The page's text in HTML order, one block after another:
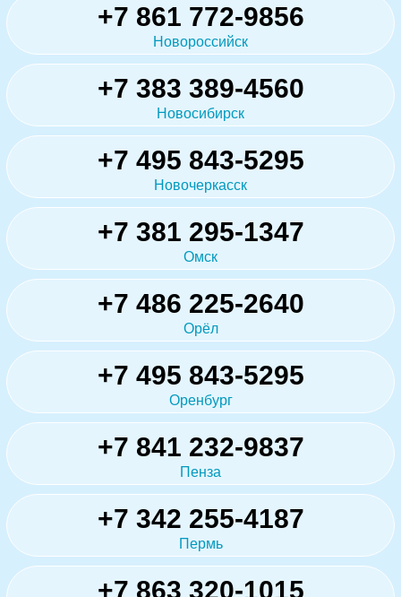
+7 861 772-9856
Новороссийск
+7 383 389-4560
Новосибирск
+7 495 843-5295
Новочеркасск
+7 381 295-1347
Омск
+7 486 225-2640
Орёл
+7 495 843-5295
Оренбург
+7 841 232-9837
Пенза
+7 342 255-4187
Пермь
+7 863 320-1015